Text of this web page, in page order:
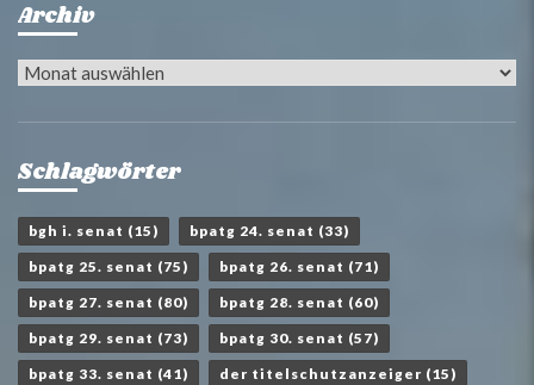
Archiv
Archiv
Schlagwörter
bgh i. senat (15) bpatg 24. senat (33)
bpatg 25. senat (75) bpatg 26. senat (71)
bpatg 27. senat (80) bpatg 28. senat (60)
bpatg 29. senat (73) bpatg 30. senat (57)
bpatg 33. senat (41) der titelschutzanzeiger (15)